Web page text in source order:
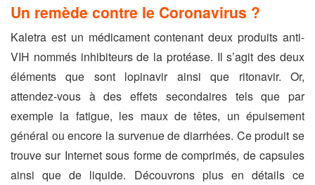
Un remède contre le Coronavirus ?
Kaletra est un médicament contenant deux produits anti-
VIH nommés inhibiteurs de la protéase. Il s’agit des deux
éléments que sont lopinavir ainsi que ritonavir. Or,
attendez-vous à des effets secondaires tels que par
exemple la fatigue, les maux de têtes, un épuisement
général ou encore la survenue de diarrhées. Ce produit se
trouve sur Internet sous forme de comprimés, de capsules
ainsi que de liquide. Découvrons plus en détails ce